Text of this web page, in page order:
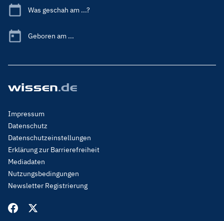
Was geschah am ...?
Geboren am ...
Footer
Menu
Legal
Impressum
Datenschutz
Datenschutzeinstellungen
Erklärung zur Barrierefreiheit
Mediadaten
Nutzungsbedingungen
Newsletter Registrierung